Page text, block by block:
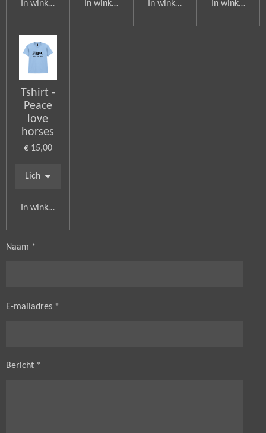
In winkelwagen In winkelwagen In winkelwagen In
Tshirt -
Peace
love
horses
€ 15,00
In winkelwagen
Naam *
E-mailadres *
Bericht *